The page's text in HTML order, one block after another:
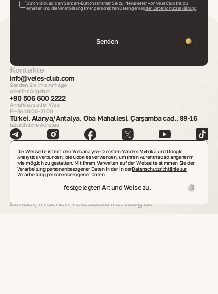
Durch Klick auf den 'Senden'-Button stimmen Sie zu, Newsletter von VelesClub Int. zu
erhalten und die Verarbeitung Ihrer persönlichen Daten gemäßder Datenschutzerklärung
Senden
Kontakte
info@veles-club.com
Senden Sie Ihre Anfrage
oder Ihr Angebot
+90 506 600 2222
Anrufe aus aller Welt
Fr–So 10:00–21:00
Türkei, Alanya/Antalya, Oba Mahallesi, Çarşamba cad., 89-16
tatsächliche Adresse
Beratung anfordern
Immobilien finden
Länder, in denen VelesClub Int. tätig ist
Die Webseite ist mit den Webanalyse-Diensten Yandex Metrika und Google
Analytics verbunden, die Cookies verwenden, um Ihren Aufenthalt so angenehm
wie möglich zu gestalten. Mit Ihrem Verweilen auf der Webseite stimmen Sie der
Verarbeitung personenbezogener Daten in der in derDatenschutzrichtlinie zur
Verarbeitung personenbezogener Daten
festgelegten Art und Weise zu.